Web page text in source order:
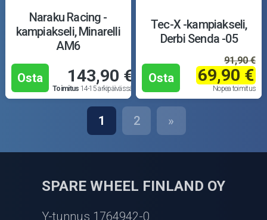
Naraku Racing -
kampiakseli, Minarelli
AM6
Osta 143,90 €
Toimitus 14-15 arkipäivässä
Tec-X -kampiakseli,
Derbi Senda -05
Osta
91,90 €
69,90 €
Nopea toimitus
1 2 »
SPARE WHEEL FINLAND OY
Y-tunnus 1764942-0